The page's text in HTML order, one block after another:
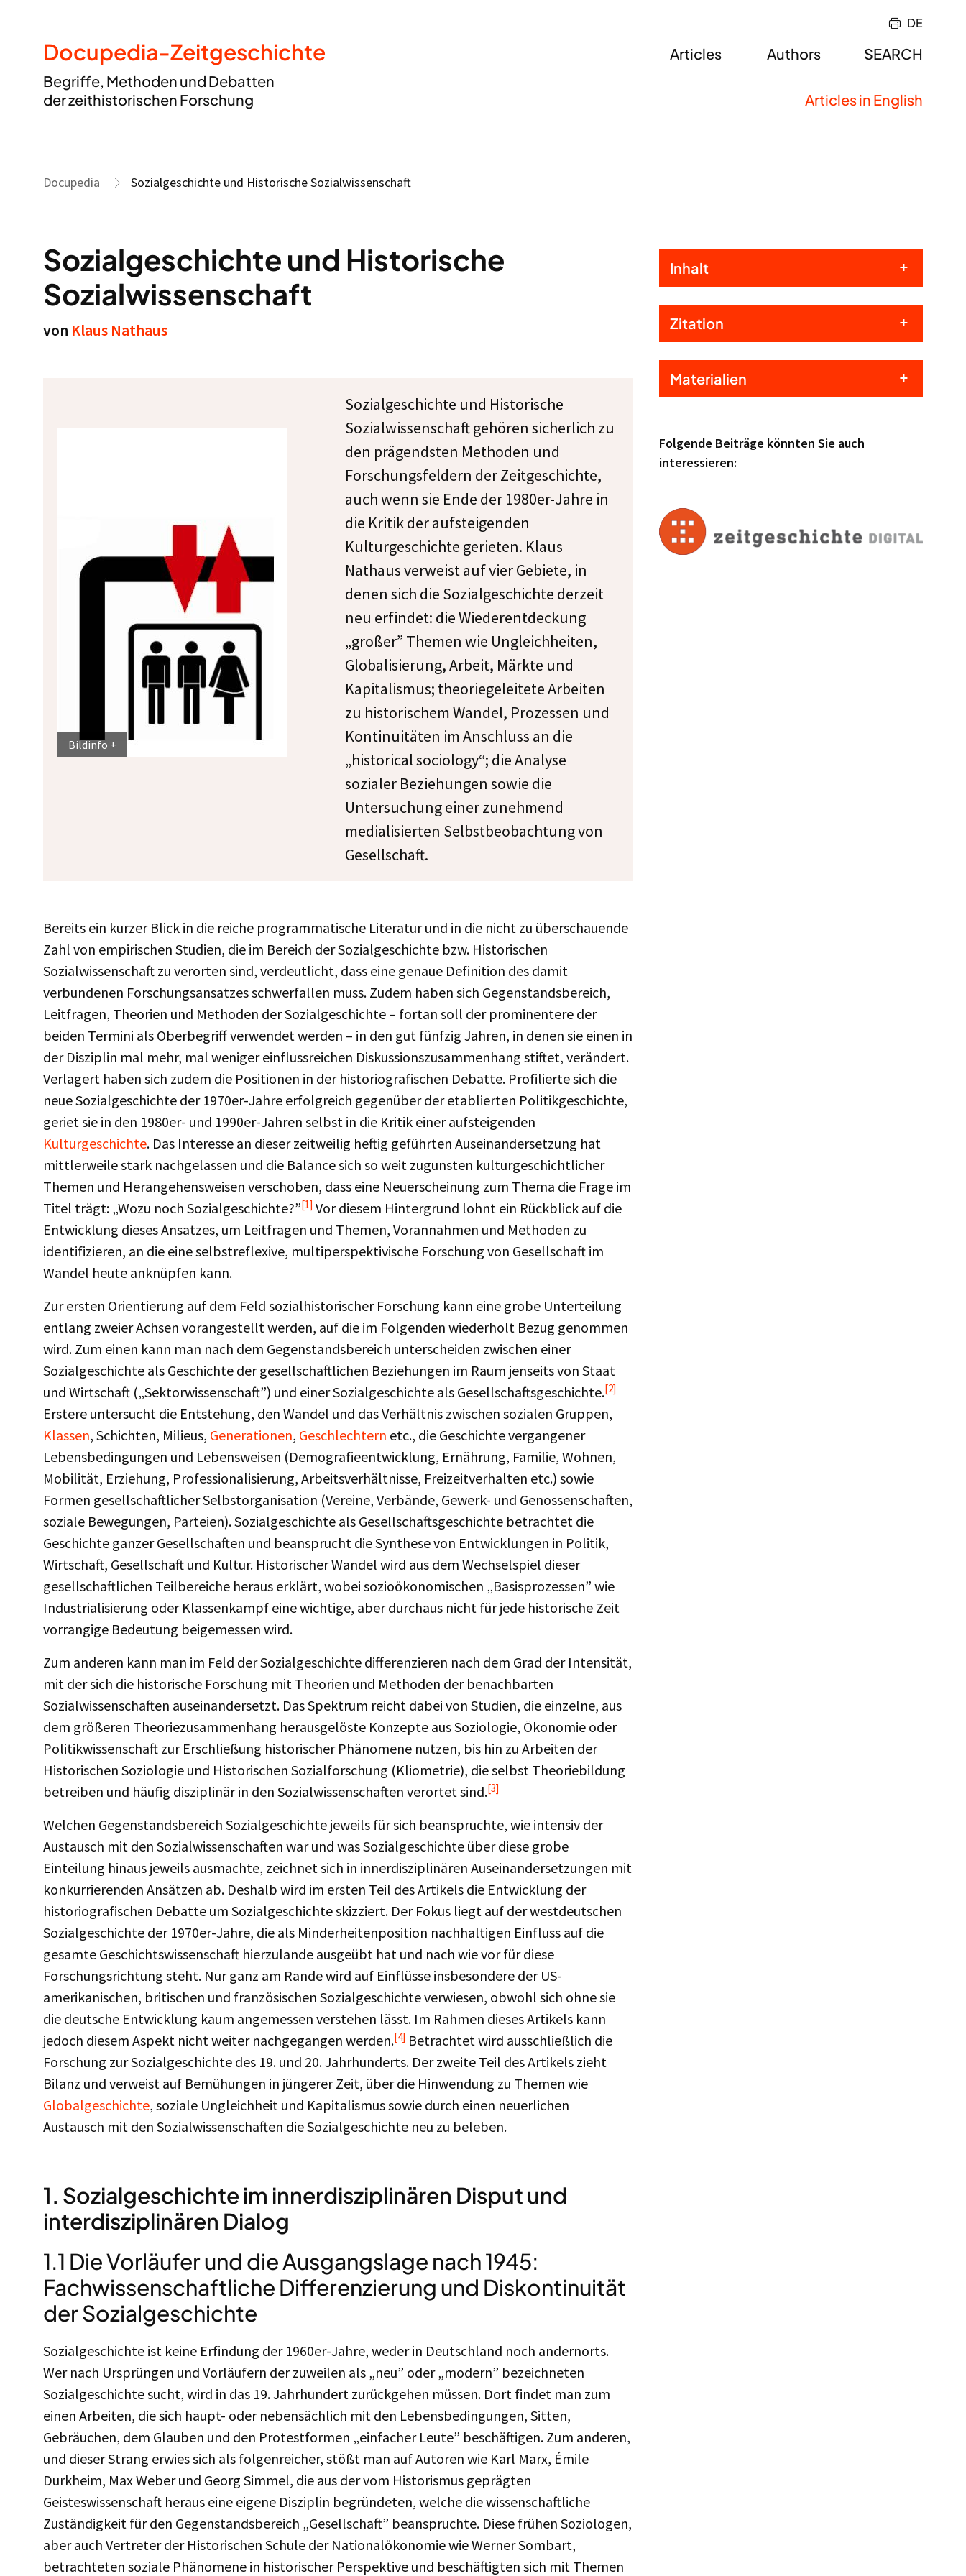
Docupedia-Zeitgeschichte
Begriffe, Methoden und Debatten
der zeithistorischen Forschung
SEARCH
Articles Authors
DE
Articles in English
Docupedia Sozialgeschichte und Historische Sozialwissenschaft
Sozialgeschichte und Historische
Sozialwissenschaft
von Klaus Nathaus
Bildinfo
Sozialgeschichte und Historische
Sozialwissenschaft gehören sicherlich zu
den prägendsten Methoden und
Forschungsfeldern der Zeitgeschichte,
auch wenn sie Ende der 1980er-Jahre in
die Kritik der aufsteigenden
Kulturgeschichte gerieten. Klaus
Nathaus verweist auf vier Gebiete, in
denen sich die Sozialgeschichte derzeit
neu erfindet: die Wiederentdeckung
„großer” Themen wie Ungleichheiten,
Globalisierung, Arbeit, Märkte und
Kapitalismus; theoriegeleitete Arbeiten
zu historischem Wandel, Prozessen und
Kontinuitäten im Anschluss an die
„historical sociology“; die Analyse
sozialer Beziehungen sowie die
Untersuchung einer zunehmend
medialisierten Selbstbeobachtung von
Gesellschaft.
Bereits ein kurzer Blick in die reiche programmatische Literatur und in die nicht zu überschauende
Zahl von empirischen Studien, die im Bereich der Sozialgeschichte bzw. Historischen
Sozialwissenschaft zu verorten sind, verdeutlicht, dass eine genaue Definition des damit
verbundenen Forschungsansatzes schwerfallen muss. Zudem haben sich Gegenstandsbereich,
Leitfragen, Theorien und Methoden der Sozialgeschichte – fortan soll der prominentere der
beiden Termini als Oberbegriff verwendet werden – in den gut fünfzig Jahren, in denen sie einen in
der Disziplin mal mehr, mal weniger einflussreichen Diskussionszusammenhang stiftet, verändert.
Verlagert haben sich zudem die Positionen in der historiografischen Debatte. Profilierte sich die
neue Sozialgeschichte der 1970er-Jahre erfolgreich gegenüber der etablierten Politikgeschichte,
geriet sie in den 1980er- und 1990er-Jahren selbst in die Kritik einer aufsteigenden
Kulturgeschichte. Das Interesse an dieser zeitweilig heftig geführten Auseinandersetzung hat
mittlerweile stark nachgelassen und die Balance sich so weit zugunsten kulturgeschichtlicher
Themen und Herangehensweisen verschoben, dass eine Neuerscheinung zum Thema die Frage im
Titel trägt: „Wozu noch Sozialgeschichte?”[1] Vor diesem Hintergrund lohnt ein Rückblick auf die
Entwicklung dieses Ansatzes, um Leitfragen und Themen, Vorannahmen und Methoden zu
identifizieren, an die eine selbstreflexive, multiperspektivische Forschung von Gesellschaft im
Wandel heute anknüpfen kann.
Zur ersten Orientierung auf dem Feld sozialhistorischer Forschung kann eine grobe Unterteilung
entlang zweier Achsen vorangestellt werden, auf die im Folgenden wiederholt Bezug genommen
wird. Zum einen kann man nach dem Gegenstandsbereich unterscheiden zwischen einer
Sozialgeschichte als Geschichte der gesellschaftlichen Beziehungen im Raum jenseits von Staat
und Wirtschaft („Sektorwissenschaft”) und einer Sozialgeschichte als Gesellschaftsgeschichte.[2]
Erstere untersucht die Entstehung, den Wandel und das Verhältnis zwischen sozialen Gruppen,
Klassen, Schichten, Milieus, Generationen, Geschlechtern etc., die Geschichte vergangener
Lebensbedingungen und Lebensweisen (Demografieentwicklung, Ernährung, Familie, Wohnen,
Mobilität, Erziehung, Professionalisierung, Arbeitsverhältnisse, Freizeitverhalten etc.) sowie
Formen gesellschaftlicher Selbstorganisation (Vereine, Verbände, Gewerk- und Genossenschaften,
soziale Bewegungen, Parteien). Sozialgeschichte als Gesellschaftsgeschichte betrachtet die
Geschichte ganzer Gesellschaften und beansprucht die Synthese von Entwicklungen in Politik,
Wirtschaft, Gesellschaft und Kultur. Historischer Wandel wird aus dem Wechselspiel dieser
gesellschaftlichen Teilbereiche heraus erklärt, wobei sozioökonomischen „Basisprozessen” wie
Industrialisierung oder Klassenkampf eine wichtige, aber durchaus nicht für jede historische Zeit
vorrangige Bedeutung beigemessen wird.
Zum anderen kann man im Feld der Sozialgeschichte differenzieren nach dem Grad der Intensität,
mit der sich die historische Forschung mit Theorien und Methoden der benachbarten
Sozialwissenschaften auseinandersetzt. Das Spektrum reicht dabei von Studien, die einzelne, aus
dem größeren Theoriezusammenhang herausgelöste Konzepte aus Soziologie, Ökonomie oder
Politikwissenschaft zur Erschließung historischer Phänomene nutzen, bis hin zu Arbeiten der
Historischen Soziologie und Historischen Sozialforschung (Kliometrie), die selbst Theoriebildung
betreiben und häufig disziplinär in den Sozialwissenschaften verortet sind.[3]
Welchen Gegenstandsbereich Sozialgeschichte jeweils für sich beanspruchte, wie intensiv der
Austausch mit den Sozialwissenschaften war und was Sozialgeschichte über diese grobe
Einteilung hinaus jeweils ausmachte, zeichnet sich in innerdisziplinären Auseinandersetzungen mit
konkurrierenden Ansätzen ab. Deshalb wird im ersten Teil des Artikels die Entwicklung der
historiografischen Debatte um Sozialgeschichte skizziert. Der Fokus liegt auf der westdeutschen
Sozialgeschichte der 1970er-Jahre, die als Minderheitenposition nachhaltigen Einfluss auf die
gesamte Geschichtswissenschaft hierzulande ausgeübt hat und nach wie vor für diese
Forschungsrichtung steht. Nur ganz am Rande wird auf Einflüsse insbesondere der US-
amerikanischen, britischen und französischen Sozialgeschichte verwiesen, obwohl sich ohne sie
die deutsche Entwicklung kaum angemessen verstehen lässt. Im Rahmen dieses Artikels kann
jedoch diesem Aspekt nicht weiter nachgegangen werden.[4] Betrachtet wird ausschließlich die
Forschung zur Sozialgeschichte des 19. und 20. Jahrhunderts. Der zweite Teil des Artikels zieht
Bilanz und verweist auf Bemühungen in jüngerer Zeit, über die Hinwendung zu Themen wie
Globalgeschichte, soziale Ungleichheit und Kapitalismus sowie durch einen neuerlichen
Austausch mit den Sozialwissenschaften die Sozialgeschichte neu zu beleben.
1. Sozialgeschichte im innerdisziplinären Disput und
interdisziplinären Dialog
1.1 Die Vorläufer und die Ausgangslage nach 1945:
Fachwissenschaftliche Differenzierung und Diskontinuität
der Sozialgeschichte
Sozialgeschichte ist keine Erfindung der 1960er-Jahre, weder in Deutschland noch andernorts.
Wer nach Ursprüngen und Vorläufern der zuweilen als „neu” oder „modern” bezeichneten
Sozialgeschichte sucht, wird in das 19. Jahrhundert zurückgehen müssen. Dort findet man zum
einen Arbeiten, die sich haupt- oder nebensächlich mit den Lebensbedingungen, Sitten,
Gebräuchen, dem Glauben und den Protestformen „einfacher Leute” beschäftigen. Zum anderen,
und dieser Strang erwies sich als folgenreicher, stößt man auf Autoren wie Karl Marx, Émile
Durkheim, Max Weber und Georg Simmel, die aus der vom Historismus geprägten
Geisteswissenschaft heraus eine eigene Disziplin begründeten, welche die wissenschaftliche
Zuständigkeit für den Gegenstandsbereich „Gesellschaft” beanspruchte. Diese frühen Soziologen,
aber auch Vertreter der Historischen Schule der Nationalökonomie wie Werner Sombart,
betrachteten soziale Phänomene in historischer Perspektive und beschäftigten sich mit Themen
Inhalt
Zitation
Materialien
Folgende Beiträge könnten Sie auch
interessieren: